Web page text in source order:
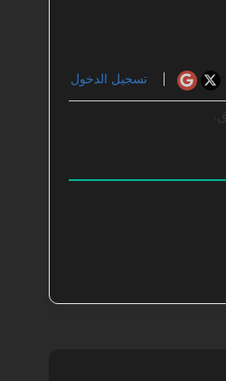
تسجيل الدخول